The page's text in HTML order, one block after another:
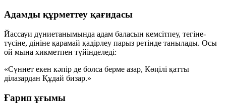
Адамды құрметтеу қағидасы
Йассауи дүниетанымында адам баласын кемсітпеу, тегіне-
түсіне, дініне қарамай қадірлеу парыз ретінде танылады. Осы
ой мына хикметпен түйінделеді:
«Сүннет екен кәпір де болса берме азар, Көңілі қатты
ділазардан Құдай бизар.»
Ғарип ұғымы